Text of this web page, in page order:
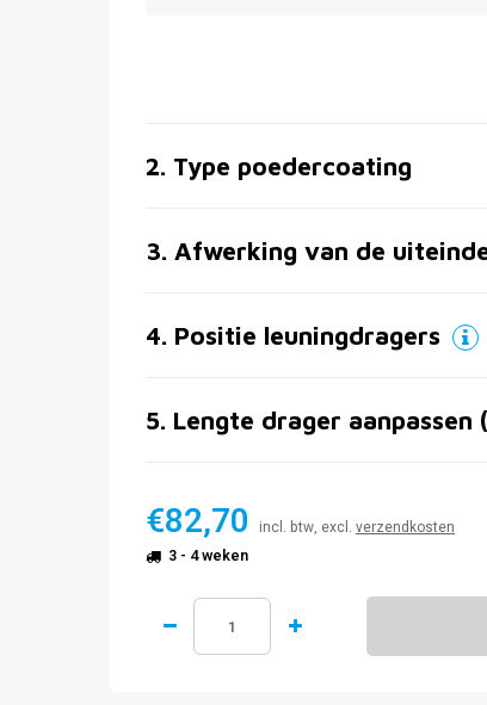
2. Type poedercoating
3. Afwerking van de
4. Positie leuningdragers
5. Lengte drager aanpassen
€82,70 incl. btw, excl. verzendkosten
3 - 4 weken